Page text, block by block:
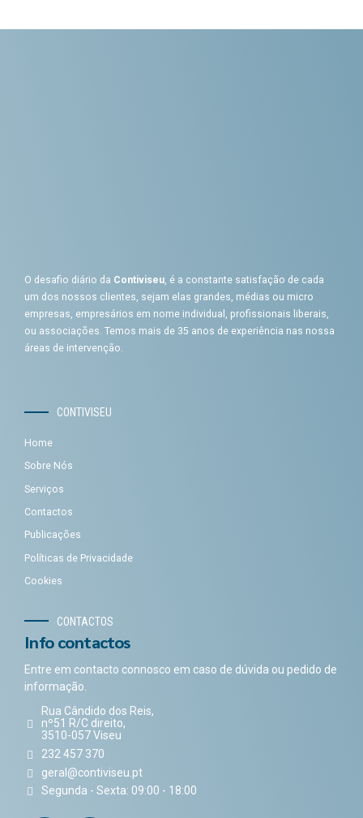
O desafio diário da Contiviseu, é a constante satisfação de cada
um dos nossos clientes, sejam elas grandes, médias ou micro
empresas, empresários em nome individual, profissionais liberais,
ou associações. Temos mais de 35 anos de experiência nas nossa
áreas de intervenção.
CONTIVISEU
Home
Sobre Nós
Serviços
Contactos
Publicações
Políticas de Privacidade
Cookies
CONTACTOS
Info contactos
Entre em contacto connosco em caso de dúvida ou pedido de
informação.
Rua Cândido dos Reis,
nº51 R/C direito,
3510-057 Viseu
232 457 370
geral@contiviseu.pt
Segunda - Sexta: 09:00 - 18:00